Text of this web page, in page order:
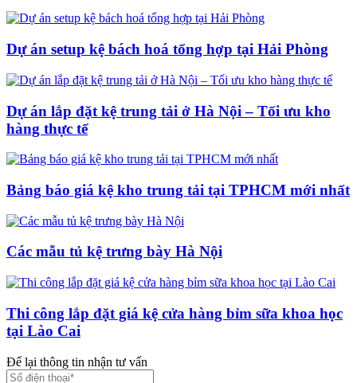
Dự án setup kệ bách hoá tổng hợp tại Hải Phòng
Dự án lắp đặt kệ trung tải ở Hà Nội – Tối ưu kho
hàng thực tế
Bảng báo giá kệ kho trung tải tại TPHCM mới nhất
Các mẫu tủ kệ trưng bày Hà Nội
Thi công lắp đặt giá kệ cửa hàng bỉm sữa khoa học
tại Lào Cai
Để lại thông tin nhận tư vấn